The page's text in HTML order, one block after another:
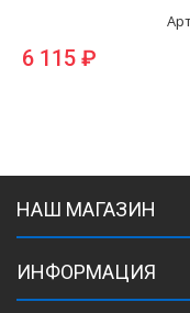
6 115 ₽
НАШ МАГАЗИН
ИНФОРМАЦИЯ